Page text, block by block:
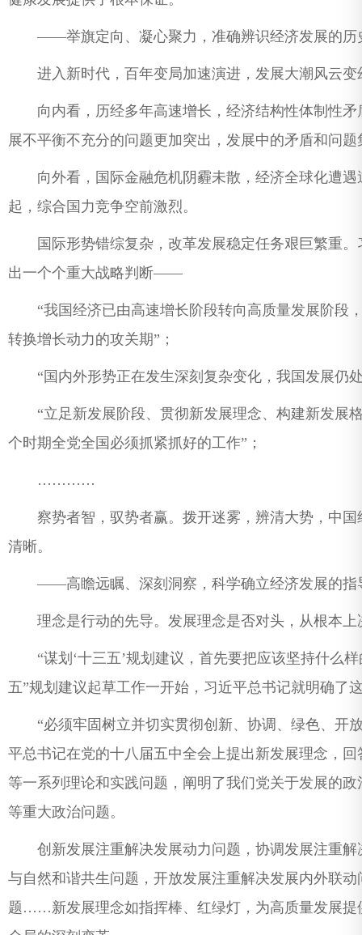
——举旗定向、凝心聚力，准确辨识经济发展的历
进入新时代，百年变局加速演进，发展大潮风云变
向内看，历经多年高速增长，经济结构性体制性矛
展不平衡不充分的问题更加突出，发展中的矛盾和问
向外看，国际金融危机阴霾未散，经济全球化遭遇
起，综合国力竞争空前激烈。
国际形势错综复杂，改革发展稳定任务艰巨繁重。
出一个个重大战略判断——
“我国经济已由高速增长阶段转向高质量发展阶段
转换增长动力的攻关期”；
“国内外形势正在发生深刻复杂变化，我国发展仍
“立足新发展阶段、贯彻新发展理念、构建新发展
个时期全党全国必须抓紧抓好的工作”；
…………
察势者智，驭势者赢。拨开迷雾，辨清大势，中国
清晰。
——高瞻远瞩、深刻洞察，科学确立经济发展的指
理念是行动的先导。发展理念是否对头，从根本上
“谋划‘十三五’规划建议，首先要把应该坚持什么样
五”规划建议起草工作一开始，习近平总书记就明确了
“必须牢固树立并切实贯彻创新、协调、绿色、开放
平总书记在党的十八届五中全会上提出新发展理念，
等一系列理论和实践问题，阐明了我们党关于发展的
等重大政治问题。
创新发展注重解决发展动力问题，协调发展注重解
与自然和谐共生问题，开放发展注重解决发展内外联
题……新发展理念如指挥棒、红绿灯，为高质量发展提